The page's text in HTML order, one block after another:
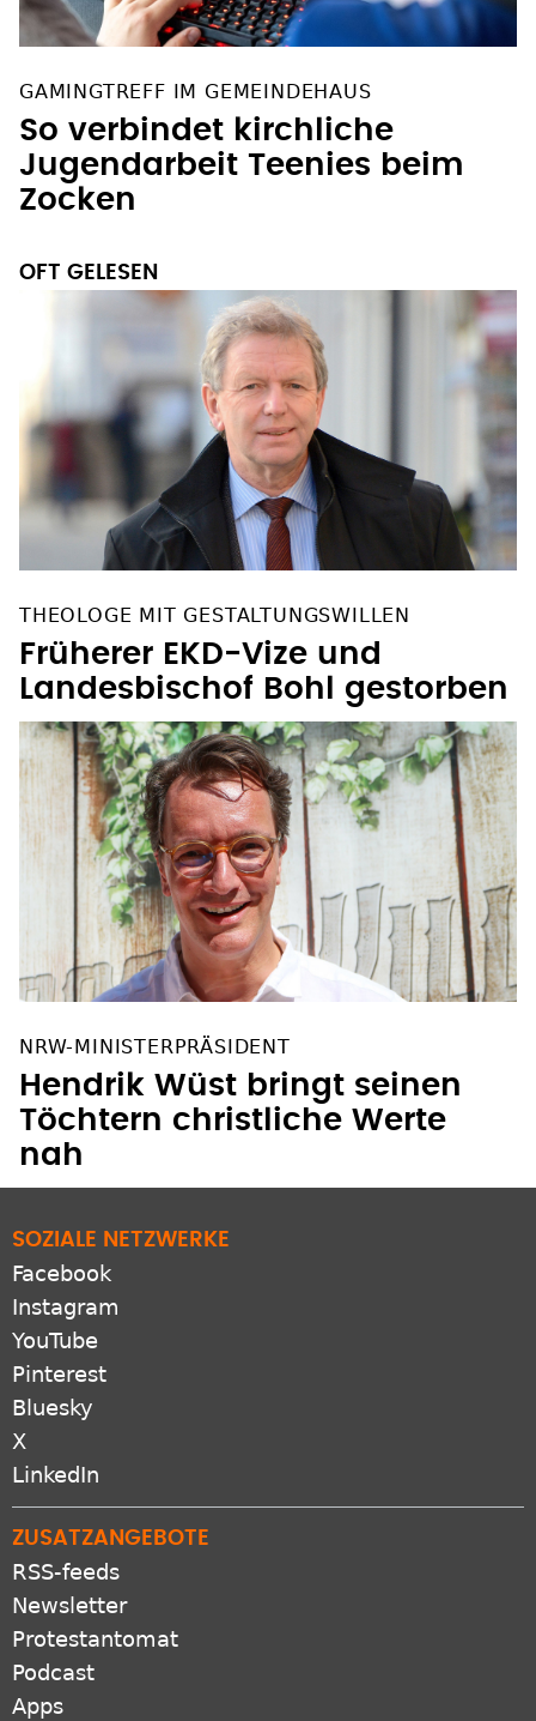
GAMINGTREFF IM GEMEINDEHAUS
So verbindet kirchliche
Jugendarbeit Teenies beim
Zocken
OFT GELESEN
THEOLOGE MIT GESTALTUNGSWILLEN
Früherer EKD-Vize und
Landesbischof Bohl gestorben
NRW-MINISTERPRÄSIDENT
Hendrik Wüst bringt seinen
Töchtern christliche Werte
nah
SOZIALE NETZWERKE
Facebook
Instagram
YouTube
Pinterest
Bluesky
X
LinkedIn
ZUSATZANGEBOTE
RSS-feeds
Newsletter
Protestantomat
Podcast
Apps